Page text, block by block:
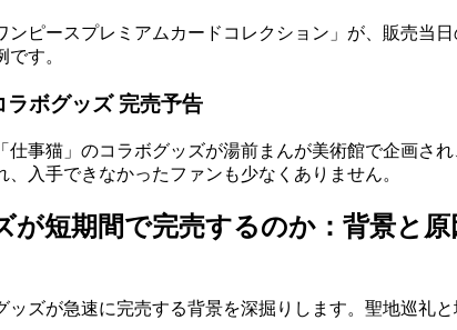
ンピースプレミアムカードコレクション」が、販売当
す。
ボグッズ 完売予告
仕事猫」のコラボグッズが湯前まんが美術館で企画さ
入手できなかったファンも少なくありません。
が短期間で完売するのか：背景と原
ッズが急速に完売する背景を深掘りします。聖地巡礼